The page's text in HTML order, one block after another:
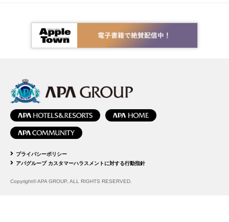
プライバシーポリシー
アパグループ カスタマーハラスメントに対する行動指針
Copyright© APA GROUP, ALL RIGHTS RESERVED.